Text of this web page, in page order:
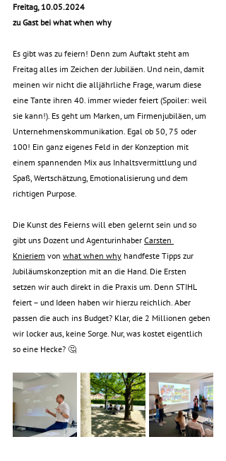
Freitag, 10.05.2024
zu Gast bei what when why
Es gibt was zu feiern! Denn zum Auftakt steht am
Freitag alles im Zeichen der Jubiläen. Und nein, damit
meinen wir nicht die alljährliche Frage, warum diese
eine Tante ihren 40. immer wieder feiert (Spoiler: weil
sie kann!). Es geht um Marken, um Firmenjubiläen, um
Unternehmenskommunikation. Egal ob 50, 75 oder
100! Ein ganz eigenes Feld in der Konzeption mit
einem spannenden Mix aus Inhaltsvermittlung und
Spaß, Wertschätzung, Emotionalisierung und dem
richtigen Purpose.
Die Kunst des Feierns will eben gelernt sein und so
gibt uns Dozent und Agenturinhaber Carsten
Knieriem von what when why handfeste Tipps zur
Jubiläumskonzeption mit an die Hand. Die Ersten
setzen wir auch direkt in die Praxis um. Denn STIHL
feiert – und Ideen haben wir hierzu reichlich. Aber
passen die auch ins Budget? Klar, die 2 Millionen geben
wir locker aus, keine Sorge. Nur, was kostet eigentlich
so eine Hecke? 🤔